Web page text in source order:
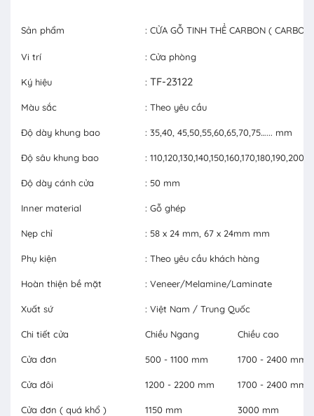
Sản phẩm : CỬA GỖ TINH THỂ CARBON (
Vi trí : Cửa phòng
Ký hiệu : TF-23122
Màu sắc : Theo yêu cầu
Độ dày khung bao : 35,40, 45,50,55,60,65,70,75…... mm
Độ sâu khung bao :
Độ dày cánh cửa : 50 mm
Inner material : Gỗ ghép
Nẹp chỉ : 58 x 24 mm, 67 x 24mm mm
Phụ kiện : Theo yêu cầu khách hàng
Hoàn thiện bề mặt : Veneer/Melamine/Laminate
Xuất sứ : Việt Nam / Trung Quốc
Chi tiết cửa Chiều Ngang Chiều cao
Cửa đơn 500 - 1100 mm 1700 - 2400 mm
Cửa đôi 1200 - 2200 mm 1700 - 2400 mm
Cửa đơn ( quá khổ ) 1150 mm 3000 mm